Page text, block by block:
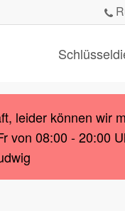
leider können wir
von 08:00 - 20:00